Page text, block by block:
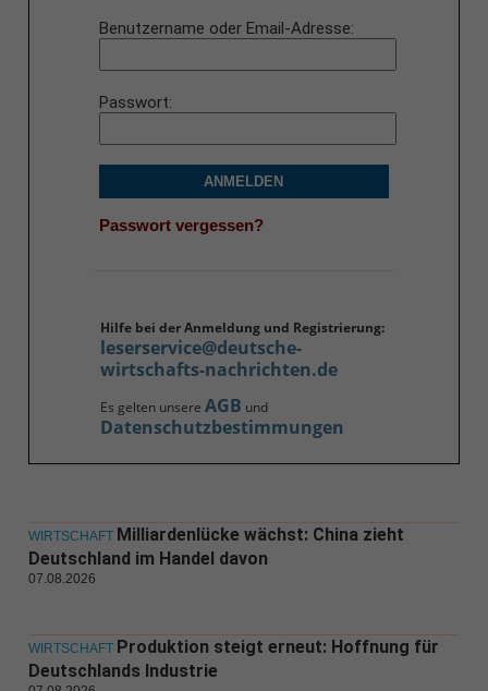
Benutzername oder Email-Adresse
Passwort
ANMELDEN
Passwort vergessen?
Hilfe bei der Anmeldung und Registrierung:
leserservice@deutsche-
wirtschafts-nachrichten.de
Es gelten unsere AGB und
Datenschutzbestimmungen
WIRTSCHAFT Milliardenlücke wächst: China zieht
Deutschland im Handel davon
07.08.2026
WIRTSCHAFT Produktion steigt erneut: Hoffnung für
Deutschlands Industrie